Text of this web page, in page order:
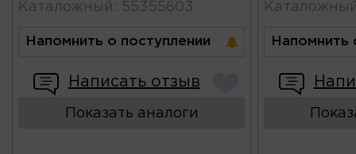
Каталожный : 55355603
Напомнить о поступлении
Написать отзыв
Показать аналоги
Напомнить